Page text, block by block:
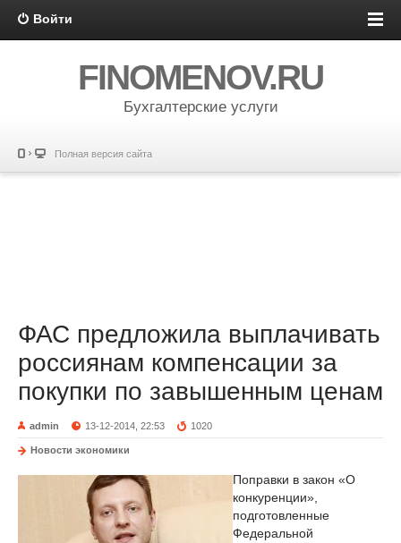
Войти
FINOMENOV.RU
Бухгалтерские услуги
Полная версия сайта
ФАС предложила выплачивать
россиянам компенсации за
покупки по завышенным ценам
admin 13-12-2014, 22:53 1020
Новости экономики
Поправки в закон «О
конкуренции»,
подготовленные
Федеральной